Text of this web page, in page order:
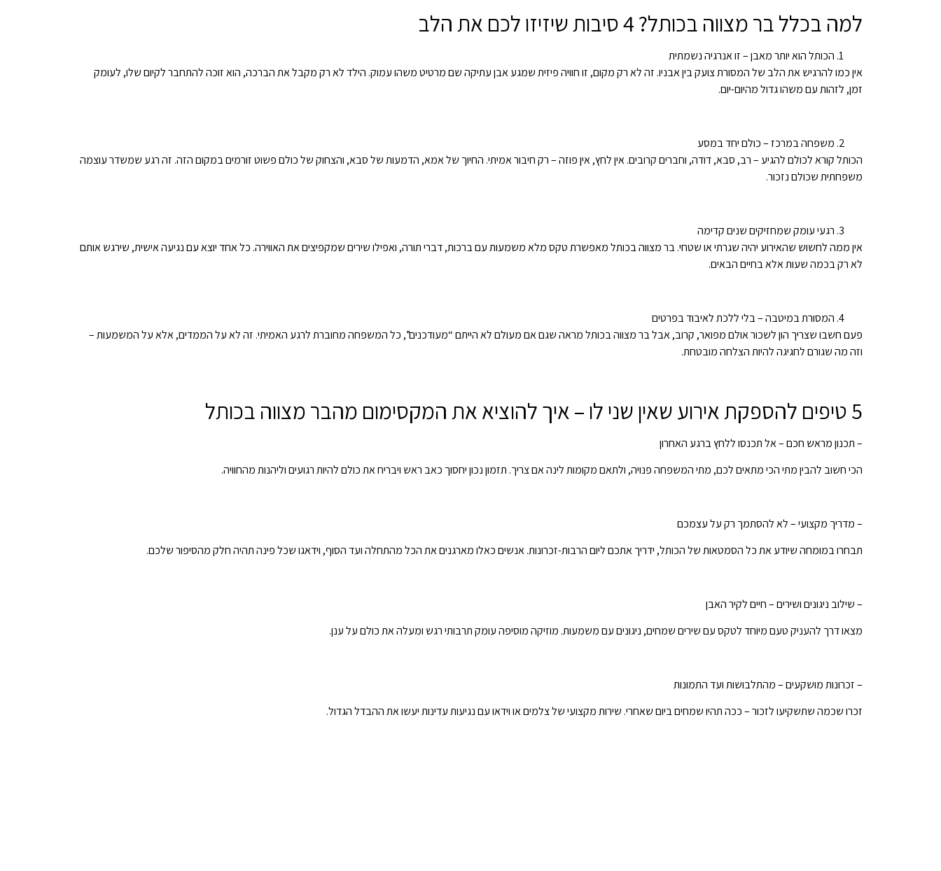
למה בכלל בר מצווה בכותל? 4 סיבות שיזיזו לכם את הלב
הכותל הוא יותר מאבן – זו אנרגיה נשמתית
אין כמו להרגיש את הלב של המסורת צועק בין אבניו. זה לא רק מקום, זו חוויה פיזית שמגע אבן עתיקה שם מרטיט משהו עמוק. הילד לא רק מקבל את הברכה, הוא זוכה להתחבר לקיום שלו, לעומק
זמן, לזהות עם משהו גדול מהיום-יום.
משפחה במרכז – כולם יחד במסע
הכותל קורא לכולם להגיע – רב, סבא, דודה, וחברים קרובים. אין לחץ, אין פוזה – רק חיבור אמיתי. החיוך של אמא, הדמעות של סבא, והצחוק של כולם פשוט זורמים במקום הזה. זה רגע שמשדר עוצמה
משפחתית שכולם נזכור.
רגעי עומק שמחזיקים שנים קדימה
אין ממה לחשוש שהאירוע יהיה שגרתי או שטחי. בר מצווה בכותל מאפשרת טקס מלא משמעות עם ברכות, דברי תורה, ואפילו שירים שמקפיצים את האווירה. כל אחד יוצא עם נגיעה אישית, שירגש אותם
לא רק בכמה שעות אלא בחיים הבאים.
המסורת במיטבה – בלי ללכת לאיבוד בפרטים
פעם חשבו שצריך הון לשכור אולם מפואר, קרוב, אבל בר מצווה בכותל מראה שגם אם מעולם לא הייתם “מעודכנים”, כל המשפחה מחוברת לרגע האמיתי. זה לא על הממדים, אלא על המשמעות –
וזה מה שגורם לחגיגה להיות הצלחה מובטחת.
5 טיפים להספקת אירוע שאין שני לו – איך להוציא את המקסימום מהבר מצווה בכותל
– תכנון מראש חכם – אל תכנסו ללחץ ברגע האחרון
הכי חשוב להבין מתי הכי מתאים לכם, מתי המשפחה פנויה, ולתאם מקומות לינה אם צריך. תזמון נכון יחסוך כאב ראש ויבריח את כולם להיות רגועים וליהנות מהחוויה.
– מדריך מקצועי – לא להסתמך רק על עצמכם
תבחרו במומחה שיודע את כל הסמטאות של הכותל, ידריך אתכם ליום הרבות-זכרונות. אנשים כאלו מארגנים את הכל מהתחלה ועד הסוף, וידאגו שכל פינה תהיה חלק מהסיפור שלכם.
– שילוב ניגונים ושירים – חיים לקיר האבן
מצאו דרך להעניק טעם מיוחד לטקס עם שירים שמחים, ניגונים עם משמעות. מוזיקה מוסיפה עומק תרבותי רגש ומעלה את כולם על ענן.
– זכרונות מושקעים – מהתלבושות ועד התמונות
זכרו שכמה שתשקיעו לזכור – ככה תהיו שמחים ביום שאחרי. שירות מקצועי של צלמים או וידאו עם נגיעות עדינות יעשו את ההבדל הגדול.